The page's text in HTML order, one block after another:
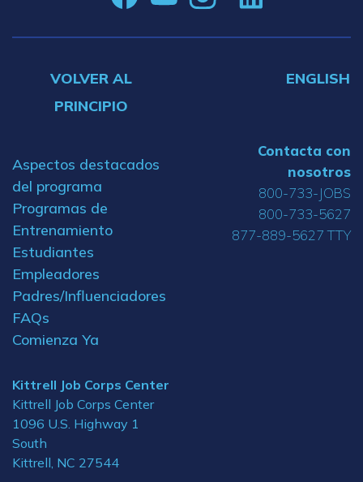
VOLVER AL
PRINCIPIO
ENGLISH
Aspectos destacados
del programa
Programas de
Entrenamiento
Estudiantes
Empleadores
Padres/Influenciadores
FAQs
Comienza Ya
Kittrell Job Corps Center
Kittrell Job Corps Center
1096 U.S. Highway 1
South
Kittrell, NC 27544
Contacta con
nosotros
800-733-JOBS
800-733-5627
877-889-5627 TTY